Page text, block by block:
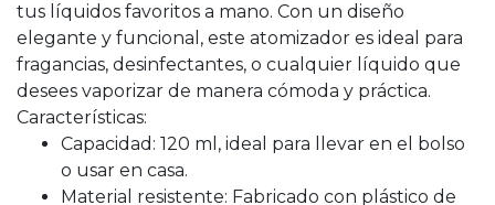
tus líquidos favoritos a mano. Con un diseño
elegante y funcional, este atomizador es ideal para
fragancias, desinfectantes, o cualquier líquido que
desees vaporizar de manera cómoda y práctica.
Características:
Capacidad: 120 ml, ideal para llevar en el bolso
o usar en casa.
Material resistente: Fabricado con plástico de